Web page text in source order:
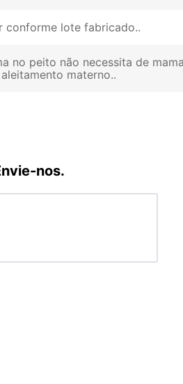
conforme lote fabricado.
no peito não necessita de
materno.
nos.